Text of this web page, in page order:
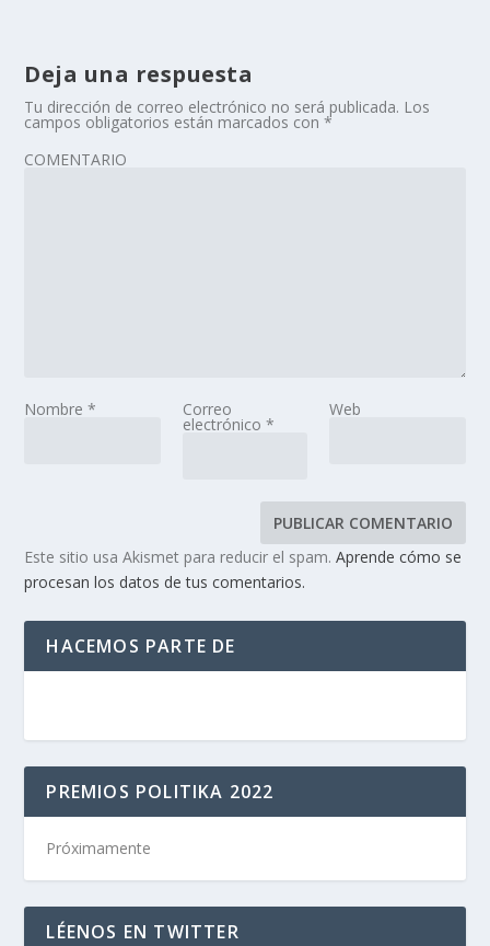
Deja una respuesta
Tu dirección de correo electrónico no será publicada. Los
campos obligatorios están marcados con*
COMENTARIO
Nombre* Correo
electrónico *
Web
Este sitio usa Akismet para reducir el spam.Aprende cómo se
procesan los datos de tus comentarios.
HACEMOS PARTE DE
PREMIOS POLITIKA 2022
Próximamente
LÉENOS EN TWITTER